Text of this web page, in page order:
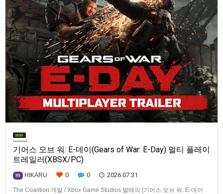
기어스 오브 워: E-데이(Gears of War: E-Day) 멀티 플레이
트레일러(XBSX/PC)
99 HIKARU 0 0 2026.07.31
The Coalition 개발 / Xbox Game Studios 발매의 [기어스 오브 워: E-데이